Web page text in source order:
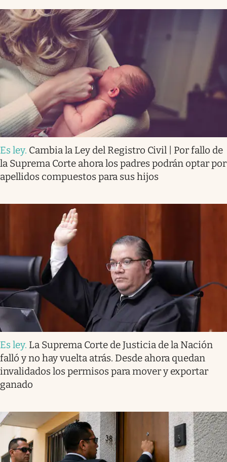
Es ley. Cambia la Ley del Registro Civil | Por fallo de
la Suprema Corte ahora los padres podrán optar por
apellidos compuestos para sus hijos
Es ley. La Suprema Corte de Justicia de la Nación
falló y no hay vuelta atrás. Desde ahora quedan
invalidados los permisos para mover y exportar
ganado